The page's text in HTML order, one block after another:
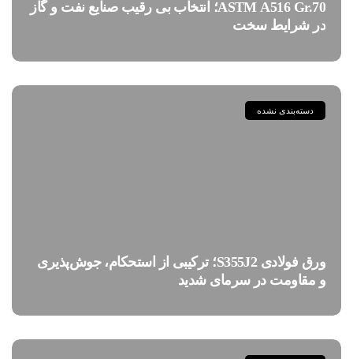
ASTM A516 Gr.70؛ انتخاب بی رقیب صنایع نفت و گاز
در شرایط سخت
دسته‌بندی نشده
ورق فولادی S355J2؛ ترکیبی از استحکام، جوش‌پذیری
و مقاومت در سرمای شدید